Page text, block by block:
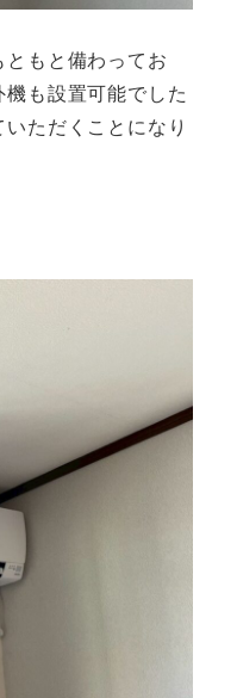
もと備わってお
も設置可能でした
ただくことになり